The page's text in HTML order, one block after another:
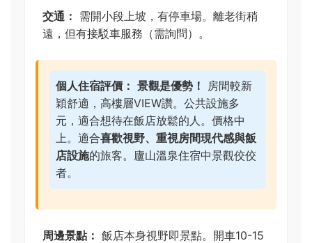
交通： 需開小段上坡，有停車場。離老街稍
遠，但有接駁車服務（需詢問）。
個人住宿評價： 景觀是優勢！
房間較新
穎舒適，高樓層VIEW讚。公共設施多
元，適合想待在飯店放鬆的人。價格中
上。適合喜歡視野、重視房間現代感與飯
店設施的旅客。廬山溫泉住宿中景觀佼佼
者。
周邊景點： 飯店本身視野即景點。開車10-15